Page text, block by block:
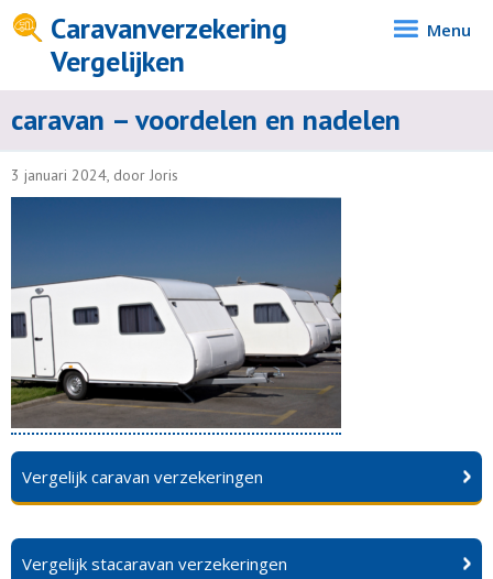
Caravanverzekering
Vergelijken
Menu
caravan – voordelen en nadelen
3 januari 2024, door Joris
Vergelijk caravan verzekeringen
Vergelijk stacaravan verzekeringen